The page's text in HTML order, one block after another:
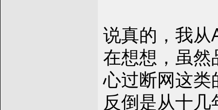
说真的，我从
在想想，虽然
心过断网这
反倒是从十